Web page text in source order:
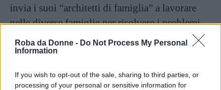
Roba da Donne - Do Not Process My Personal
Information
If you wish to opt-out of the sale, sharing to third parties, or
processing of your personal or sensitive information for
invia i suoi “architetti di famiglia” a lavorare
nelle diverse famiglie per risolvere i problemi
più eterogenei. Ma se hanno a che fare con un
liceale, con un adolescente alle prese con la
rivalità tra fratelli, la chiave di volta della